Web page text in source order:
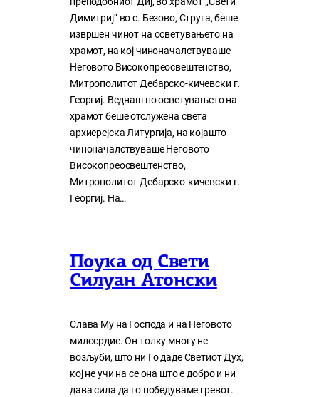
Димитриј“ во с. Безово, Струга, беше
извршен чинот на осветувањето на
храмот, на кој чиноначалствуваше
Неговото Високопреосвештенство,
Митрополитот Дебарско-кичевски г.
Георгиј. Веднаш по осветувањето на
храмот беше отслужена света
архиерејска Литургија, на којашто
чиноначалствуваше Неговото
Високопреосвештенство,
Митрополитот Дебарско-кичевски г.
Георгиј. На…
Поука од Свети
Силуан Атонски
Слава Му на Господа и на Неговото
милосрдие. Он толку многу нe
возљуби, што ни Го даде Светиот Дух,
кој нe учи на сe она што е добро и ни
дава сила да го победуваме гревот.